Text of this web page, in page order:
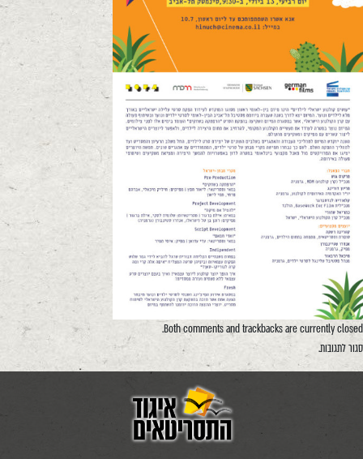
Both comments and trackbacks are currently closed.
סגור לתגובות.